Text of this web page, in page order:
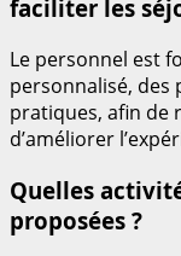
faciliter les
Le personnel est
personnalisé, des
pratiques, afin de
d’améliorer
Quelles
proposées ?